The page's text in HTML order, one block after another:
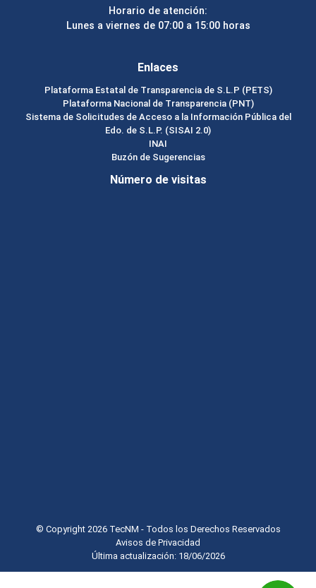
Horario de atención:
Lunes a viernes de 07:00 a 15:00 horas
Enlaces
Plataforma Estatal de Transparencia de S.L.P (PETS)
Plataforma Nacional de Transparencia (PNT)
Sistema de Solicitudes de Acceso a la Información Pública del
Edo. de S.L.P. (SISAI 2.0)
INAI
Buzón de Sugerencias
Número de visitas
© Copyright 2026 TecNM - Todos los Derechos Reservados
Avisos de Privacidad
Última actualización: 18/06/2026